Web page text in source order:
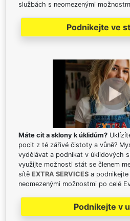
službách s neomezenými
Podnikejte ve
Máte cit a sklony k úklidům?
pocit z té zářivé čistoty a vůně?
vydělávat a podnikat v úklidových
využijte možnosti stát se členem
sítě EXTRA SERVICES a
neomezenými možnostmi po celé
Podnikejte v